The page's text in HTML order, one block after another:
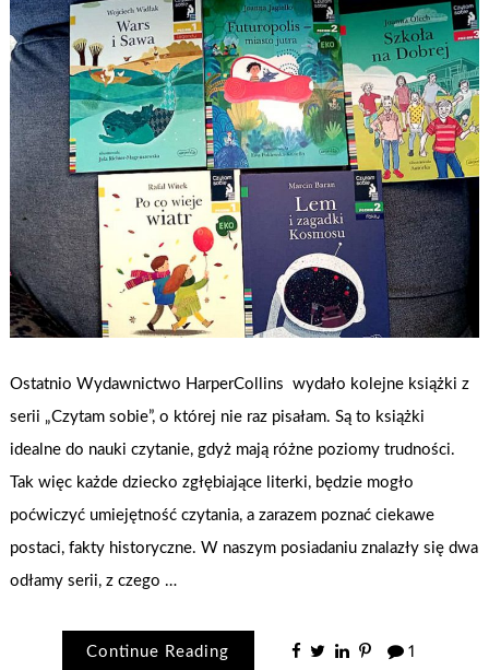
Ostatnio Wydawnictwo HarperCollins wydało kolejne książki z
serii „Czytam sobie”, o której nie raz pisałam. Są to książki
idealne do nauki czytanie, gdyż mają różne poziomy trudności.
Tak więc każde dziecko zgłębiające literki, będzie mogło
poćwiczyć umiejętność czytania, a zarazem poznać ciekawe
postaci, fakty historyczne. W naszym posiadaniu znalazły się dwa
odłamy serii, z czego …
Continue Reading 1